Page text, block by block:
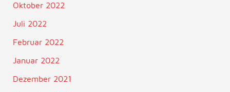
Oktober 2022
Juli 2022
Februar 2022
Januar 2022
Dezember 2021